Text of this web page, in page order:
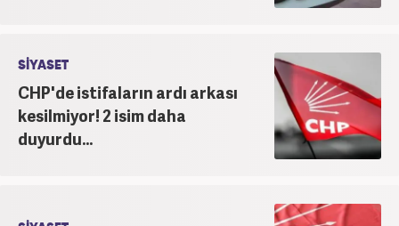
SİYASET
CHP'de istifaların ardı arkası
kesilmiyor! 2 isim daha
duyurdu...